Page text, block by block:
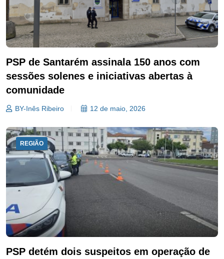
PSP de Santarém assinala 150 anos com
sessões solenes e iniciativas abertas à
comunidade
BY-Inês Ribeiro 12 de maio, 2026
REGIÃO
PSP detém dois suspeitos em operação de